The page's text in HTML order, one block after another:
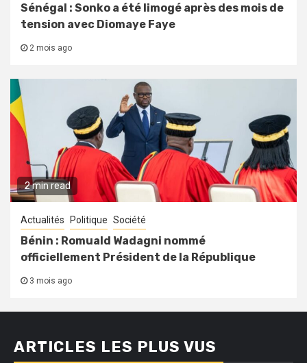
Sénégal : Sonko a été limogé après des mois de
tension avec Diomaye Faye
2 mois ago
2 min read
Actualités Politique Société
Bénin : Romuald Wadagni nommé
officiellement Président de la République
3 mois ago
ARTICLES LES PLUS VUS